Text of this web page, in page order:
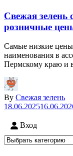
Свежая зелень
розничные
Самые низкие цены
наименования в
Пермскому краю и
By Свежая зелень
18.06.2025
Вход
Выбрать